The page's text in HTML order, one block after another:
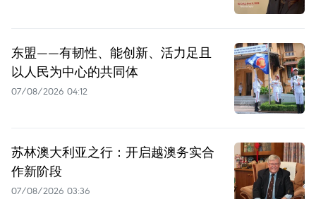
东盟——有韧性、能创新、活力足且
以人民为中心的共同体
07/08/2026 04:12
苏林澳大利亚之行：开启越澳务实合
作新阶段
07/08/2026 03:36